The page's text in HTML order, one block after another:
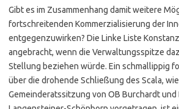
Gibt es im Zusammenhang damit weitere
fortschreitenden Kommerzialisierung der
entgegenzuwirken? Die Linke Liste
angebracht, wenn die Verwaltungsspitze
Stellung beziehen würde. Ein schmallippig
über die drohende Schließung des Scala,
Gemeinderatssitzung von OB Burchardt